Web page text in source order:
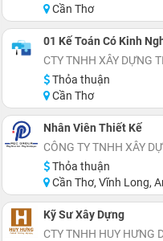
Cần Thơ
01 Kế Toán Có Kinh
CTY TNHH XÂY DỰNG
Thỏa thuận
Cần Thơ
Nhân Viên Thiết Kế
CÔNG TY TNHH XÂY
Thỏa thuận
Cần Thơ, Vĩnh Long, An Giang, Hậu Giang,
Kỹ Sư Xây Dựng
CTY TNHH HUY HƯNG